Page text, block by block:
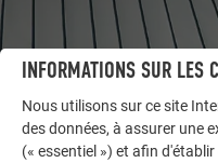
INFORMATIONS SUR LES
Nous utilisons sur ce site
des données, à assurer une
(« essentiel ») et afin